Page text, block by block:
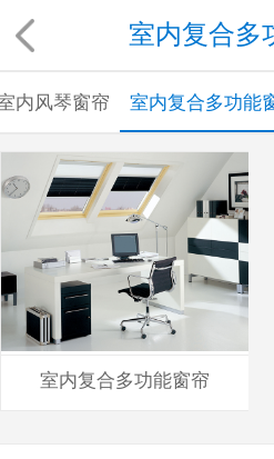
室内复合多
内风琴窗帘 室内复合多功能
室内复合多功能窗帘